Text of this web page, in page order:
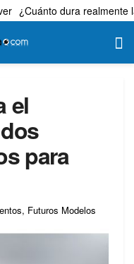
¿Cuánto dura realmente
el
para
, Futuros Modelos